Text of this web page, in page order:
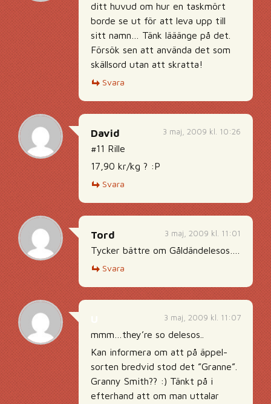
ditt huvud om hur en taskmört
borde se ut för att leva upp till
sitt namn… Tänk lääänge på det.
Försök sen att använda det som
skällsord utan att skratta!
Svara
3 maj, 2009 kl. 10:26
David
#11 Rille
17,90 kr/kg ? :P
Svara
3 maj, 2009 kl. 11:01
Tord
Tycker bättre om Gåldändelesos….
Svara
3 maj, 2009 kl. 11:07
mmm…they’re so delesos..
Kan informera om att på äppel-
sorten bredvid stod det ”Granne”.
Granny Smith?? :) Tänkt på i
efterhand att om man uttalar